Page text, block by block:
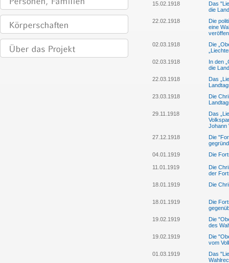
15.02.1918
Das
die
22.02.1918
Die
eine
02.03.1918
Die
02.03.1918
In den
die
22.03.1918
Das
23.03.1918
Die
29.11.1918
Das
Johann
27.12.1918
Die
04.01.1919
Die
11.01.1919
Die
der
18.01.1919
Die
18.01.1919
Die
19.02.1919
Die
des
19.02.1919
Die
vom
01.03.1919
Das